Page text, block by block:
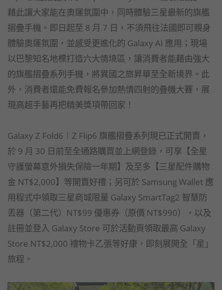
藉此讓大家能在奧運氛圍中，同時體驗三星最新的旗艦
摺疊手機。即日起至 8 月 7 日，不須飛往法國即可親身
體驗奧運氛圍，並感受更進化的 Galaxy AI 應用；現場
以巴黎知名地標打造六大情境區，讓消費者能藉由強大
的旗艦摺疊系列手機，將異國之旅昇華至全新境界。此
外，消費者還能免費報名參加熱情四射的疊機大賽，展
現高超手藝再把精美獎項帶回家！
Galaxy Z Fold6︱Z Flip6 旗艦摺疊系列現已正式開賣，
於 9 月 30 日前至全通路購買並上網登錄，可享【全星
守護螢幕意外損失保險一年期】及至多【三星配件購物
金 NT$2,000】等開賣好禮；另可於 Samsung Wallet 應
用程式中領取三星商城限量 Galaxy SmartTag2 智慧防
丟器（第二代）NT$99 優惠券（原價 NT$990），以及
註冊並登入 Galaxy Store 可於活動頁領取最高 Galaxy
Store NT$2,000 禮物卡乙張等好康，即刻展開全「星」
旅程。